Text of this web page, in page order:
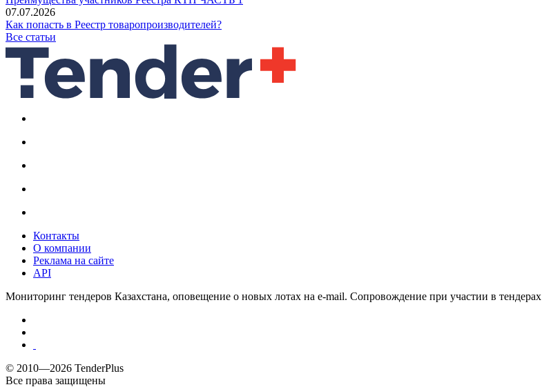
07.07.2026
Как попасть в Реестр товаропроизводителей?
Все статьи
Контакты
О компании
Реклама на сайте
API
Мониторинг тендеров Казахстана, оповещение о новых лотах на e-mail. Сопровождение при участии в тендерах
© 2010—2026 TenderPlus
Все права защищены